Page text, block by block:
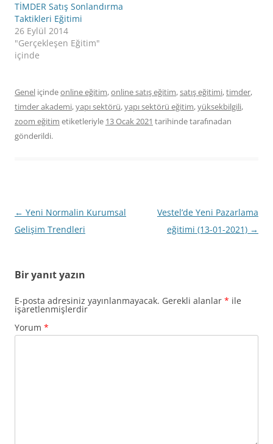
TİMDER Satış Sonlandırma
Taktikleri Eğitimi
26 Eylül 2014
"Gerçekleşen Eğitim"
içinde
Genel içindeonline eğitim,online satış eğitim,satış eğitimi,timder,
timder akademi,yapı sektörü,yapı sektörü eğitim,yüksekbilgili,
zoom eğitim etiketleriyle 13 Ocak 2021 tarihindetarafınadan
gönderildi.
Yazı
dolaşımı
← Yeni Normalin Kurumsal
Gelişim Trendleri
Vestel’de Yeni Pazarlama
eğitimi (13-01-2021) →
Bir yanıt yazın
E-posta adresiniz yayınlanmayacak. Gerekli alanlar * ile
işaretlenmişlerdir
Yorum *